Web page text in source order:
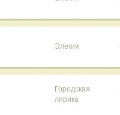
Элегия
Городская
лирика